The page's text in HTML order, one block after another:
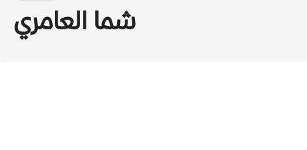
شما العامري